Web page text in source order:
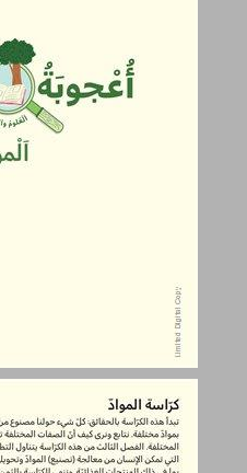
مسح المضامين والمهارات والصِّلة بالمنهج التعليميّ ... 22